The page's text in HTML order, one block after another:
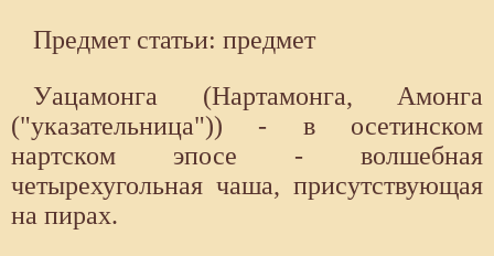
Предмет статьи: предмет
Уацамонга (Нартамонга, Амонга
("указательница")) - в осетинском
нартском эпосе - волшебная
четырехугольная чаша, присутствующая
на пирах.